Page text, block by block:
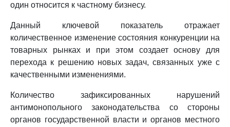
один относится к частному бизнесу.
Данный ключевой показатель отражает
количественное изменение состояния конкуренции на
товарных рынках и при этом создает основу для
перехода к решению новых задач, связанных уже с
качественными изменениями.
Количество зафиксированных нарушений
антимонопольного законодательства со стороны
органов государственной власти и органов местного